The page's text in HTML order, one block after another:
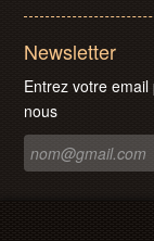
Newsletter
Entrez votre
nous